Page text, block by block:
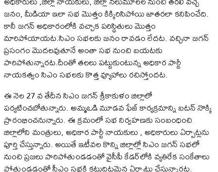
జనం, మీడియా ఇలా సభ మొత్తం కిక్కిరిసిపోయి జాతరలా కనిపించేది.
కానీ జగన్ అధికారంలోకి వచ్చాక పరిస్థితులు మొత్తం
మారిపోయాయట.సిఎం సభలకు జనం రావడం లేదట. వచ్చినా జగన్
ప్రసంగం మొదలవుతూనే అంతా సభ నుంచి బయటకు
పారిపోతున్నారట.దీంతో తలలు పట్టుకుంటున్న అధికార పార్టీ
నాయకత్వం సిఎం సభలకు కొత్త వ్యూహాలు రచిస్తోందట.
ఈ నెల 27 వ తేదీన సిఎం జగన్ శ్రీకాకుళం జిల్లాలో
పర్యటించబోతున్నారు. అమ్మఒడి మూడవ ఫేజ్ కార్యక్రమాన్ని బటన్ నొక్కి
ప్రారంభించనున్నారు. ఈ క్రమంలో సభ నిర్వహణకు సంబంధించి
జిల్లాలోని మంత్రులు, అధికార పార్టీ నాయకులు , అధికారులు ఏర్పాట్లను
పూర్తి చేస్తున్నారు. అయితే ఇటీవల కొన్ని జిల్లాల్లో సిఎం జగన్ సభలో
నుంచి ప్రజలు పారిపోతుండడంతో వైసీపీ కేడ‌ర్‌లోకి వ్య‌తిరేక సంకేతాలు
పోతుండడంతో సీఎం స‌భ‌కి క‌ట్టుదిట్ట‌మైన ఏర్పాట్లు చేస్తున్నారట.